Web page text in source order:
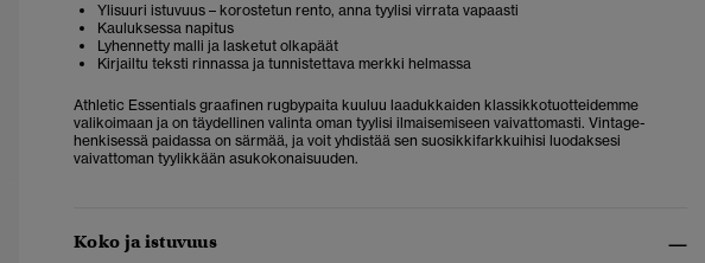
Ylisuuri istuvuus – korostetun rento, anna tyylisi virrata vapaasti
Kauluksessa napitus
Lyhennetty malli ja lasketut olkapäät
Kirjailtu teksti rinnassa ja tunnistettava merkki helmassa
Athletic Essentials graafinen rugbypaita kuuluu laadukkaiden klassikkotuotteidemme
valikoimaan ja on täydellinen valinta oman tyylisi ilmaisemiseen vaivattomasti. Vintage-
henkisessä paidassa on särmää, ja voit yhdistää sen suosikkifarkkuihisi luodaksesi
vaivattoman tyylikkään asukokonaisuuden.
Koko ja istuvuus